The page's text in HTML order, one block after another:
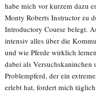
habe mich vor kurzem dazu
Monty Roberts Instructor zu
Introductory Course belegt.
intensiv alles über die
und wie Pferde wirklich
dabei als
Problempferd, der ein
erlebt hat, fordert mich